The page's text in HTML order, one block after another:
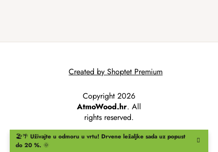
🏖️🌴 Uživajte u odmoru u vrtu! Drvene ležaljke sada uz popust
do 20 %. 🌞
Created by Shoptet Premium
Copyright 2026
AtmoWood.hr. All
rights reserved.